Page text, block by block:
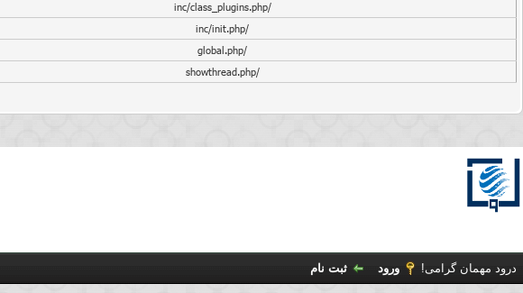
/inc/class_plugins.php
/inc/init.php
/global.php
/showthread.php
درود مهمان گرامی! ورود ثبت نام